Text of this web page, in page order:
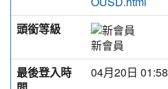
頭銜等級
新會員
最後登入時
04月20日 01:58